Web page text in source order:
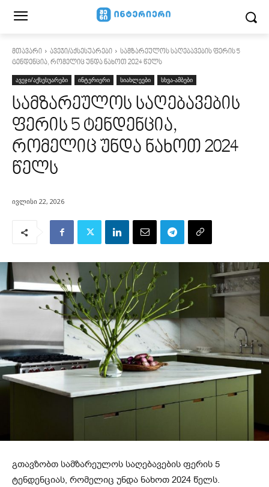
მთავარი ავეჯი/აქსესუარები
სამზარეულოს საღებავების ფერის 5
ტენდენცია, რომელიც უნდა ნახოთ 2024 წელს
ავეჯი/აქსესუარები ინტერიერი სიახლეები სხვა-ამბები
სამზარეულოს საღებავების
ფერის 5 ტენდენცია,
რომელიც უნდა ნახოთ 2024
წელს
ივლისი 22, 2026
გთავზობთ სამზარეულოს საღებავების ფერის 5
ტენდენციას, რომელიც უნდა ნახოთ 2024 წელს.